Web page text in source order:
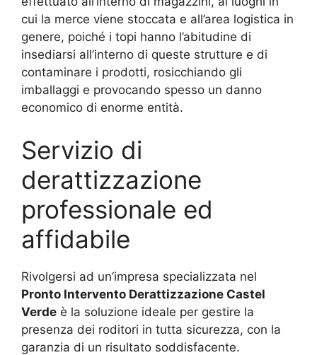
cui la merce viene stoccata e all’area logistica in
genere, poiché i topi hanno l’abitudine di
insediarsi all’interno di queste strutture e di
contaminare i prodotti, rosicchiando gli
imballaggi e provocando spesso un danno
economico di enorme entità.
Servizio di
derattizzazione
professionale ed
affidabile
Rivolgersi ad un’impresa specializzata nel
Pronto Intervento Derattizzazione Castel
Verde è la soluzione ideale per gestire la
presenza dei roditori in tutta sicurezza, con la
garanzia di un risultato soddisfacente.